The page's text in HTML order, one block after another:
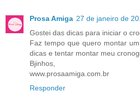
Prosa Amiga 27 de janeiro de
Gostei das dicas para iniciar o
Faz tempo que quero montar
dicas e tentar montar meu
Bjinhos,
www.prosaamiga.com.br
Responder